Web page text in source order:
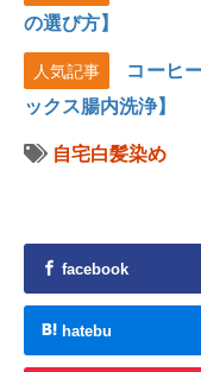
の選び方】
人気記事
コーヒ
ックス腸内洗浄】
自宅白髪染め
facebook
hatebu